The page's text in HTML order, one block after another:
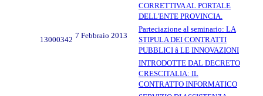
CORRETTIVA AL PORTALE
DELL'ENTE PROVINCIA.
13000342 7 Febbraio 2013
Parteciazione al seminario: LA
STIPULA DEI CONTRATTI
PUBBLICI â LE INNOVAZIONI
INTRODOTTE DAL DECRETO
CRESCITALIA: IL
CONTRATTO INFORMATICO